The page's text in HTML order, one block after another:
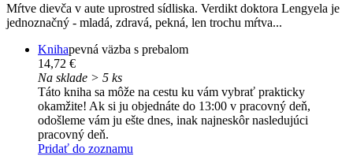
Mŕtve dievča v aute uprostred sídliska. Verdikt doktora Lengyela je
jednoznačný - mladá, zdravá, pekná, len trochu mŕtva...
Knihapevná väzba s prebalom
14,72 €
Na sklade > 5 ks
Táto kniha sa môže na cestu ku vám vybrať prakticky
okamžite! Ak si ju objednáte do 13:00 v pracovný deň,
odošleme vám ju ešte dnes, inak najneskôr nasledujúci
pracovný deň.
Pridať do zoznamu